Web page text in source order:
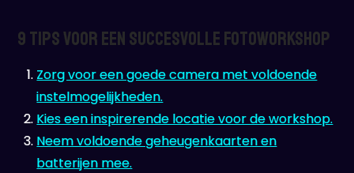
9 Tips voor een Succesvolle Fotoworkshop
Zorg voor een goede camera met voldoende
instelmogelijkheden.
Kies een inspirerende locatie voor de workshop.
Neem voldoende geheugenkaarten en
batterijen mee.